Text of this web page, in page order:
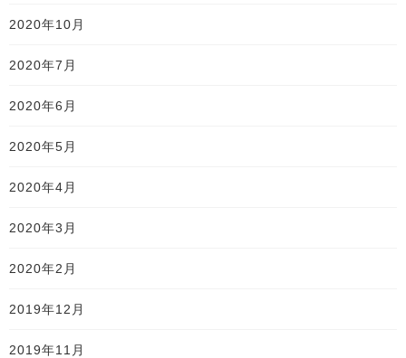
2020年10月
2020年7月
2020年6月
2020年5月
2020年4月
2020年3月
2020年2月
2019年12月
2019年11月